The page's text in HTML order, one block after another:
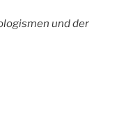
und der